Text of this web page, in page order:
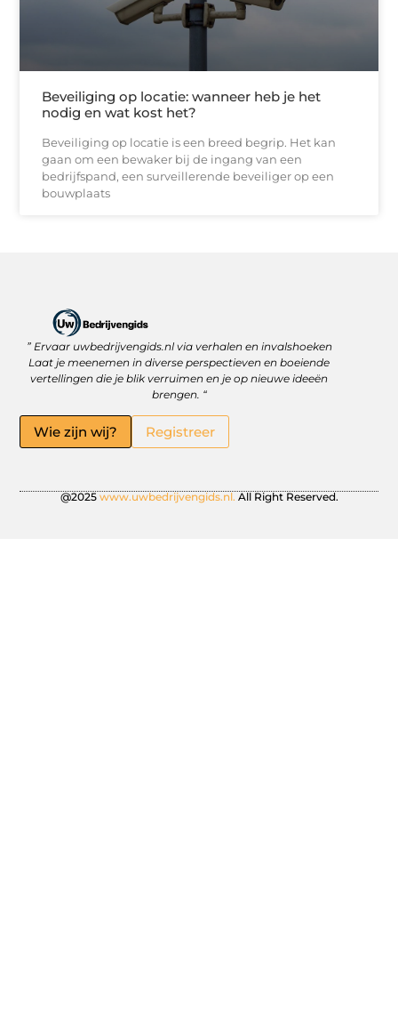
Beveiliging op locatie: wanneer heb je het
nodig en wat kost het?
Beveiliging op locatie is een breed begrip. Het kan
gaan om een bewaker bij de ingang van een
bedrijfspand, een surveillerende beveiliger op een
bouwplaats
” Ervaar uwbedrijvengids.nl via verhalen en invalshoeken
Laat je meenemen in diverse perspectieven en boeiende
vertellingen die je blik verruimen en je op nieuwe ideeën
brengen. “
Wie zijn wij? Registreer
@2025 www.uwbedrijvengids.nl. All Right Reserved.